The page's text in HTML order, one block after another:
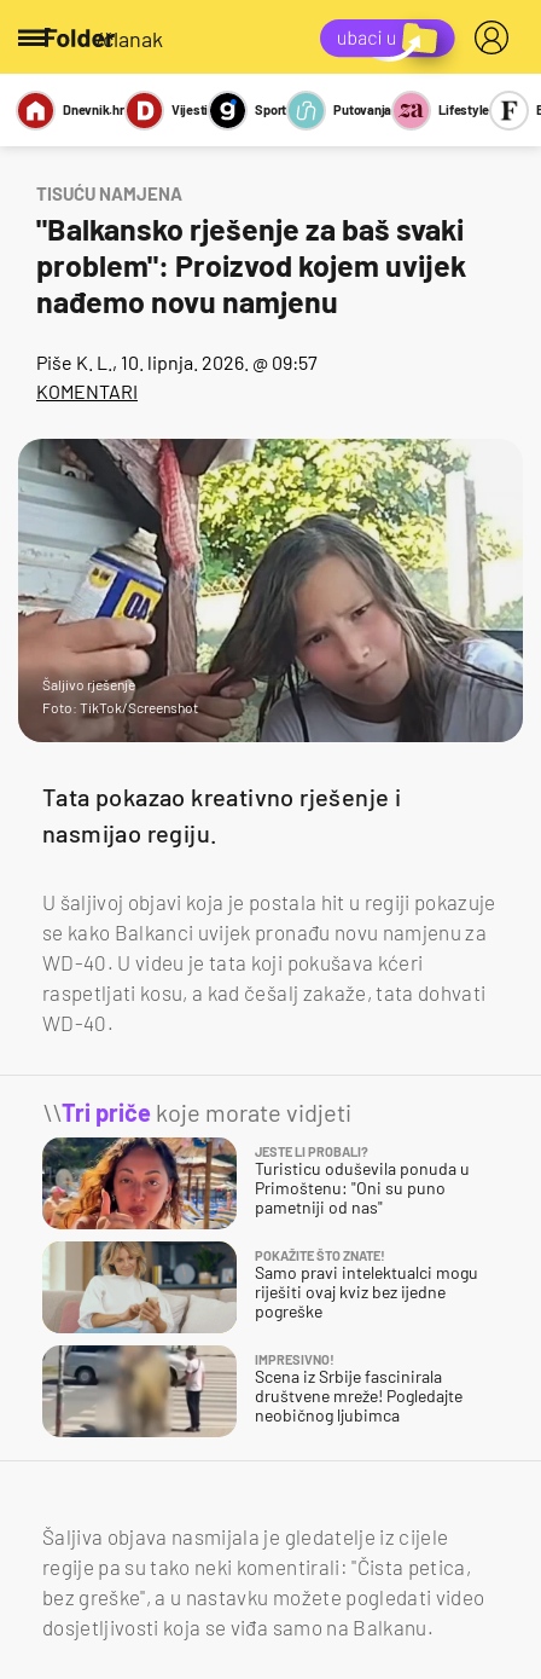
/članak
Miks Kviz
Report
Sexy
Dnevnik.hr Vijesti Sport Putovanja Lifestyle
TISUĆU NAMJENA
"Balkansko rješenje za baš svaki
problem": Proizvod kojem uvijek
nađemo novu namjenu
Piše K. L. , 10. lipnja. 2026. @ 09:57
KOMENTARI
Šaljivo rješenje
Foto: TikTok/Screenshot
Tata pokazao kreativno rješenje i
nasmijao regiju.
U šaljivoj objavi koja je postala hit u regiji pokazuje
se kako Balkanci uvijek pronađu novu namjenu za
WD-40. U videu je tata koji pokušava kćeri
raspetljati kosu, a kad češalj zakaže, tata dohvati
WD-40.
\\Tri priče koje morate vidjeti
JESTE LI PROBALI?
Turisticu oduševila ponuda u
Primoštenu: "Oni su puno
pametniji od nas"
POKAŽITE ŠTO ZNATE!
Samo pravi intelektualci mogu
riješiti ovaj kviz bez ijedne
pogreške
IMPRESIVNO!
Scena iz Srbije fascinirala
društvene mreže! Pogledajte
neobičnog ljubimca
Šaljiva objava nasmijala je gledatelje iz cijele
regije pa su tako neki komentirali: "Čista petica,
bez greške", a u nastavku možete pogledati video
dosjetljivosti koja se viđa samo na Balkanu.